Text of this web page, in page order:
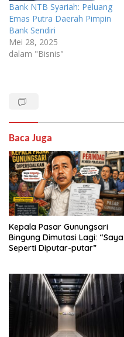
Bank NTB Syariah: Peluang
Emas Putra Daerah Pimpin
Bank Sendiri
Mei 28, 2025
dalam "Bisnis"
Baca Juga
Kepala Pasar Gunungsari
Bingung Dimutasi Lagi: “Saya
Seperti Diputar-putar”